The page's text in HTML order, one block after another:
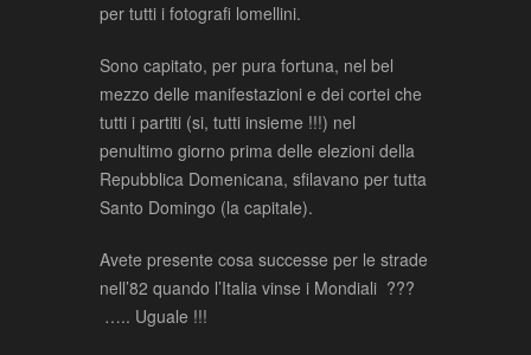
per tutti i fotografi lomellini.
Sono capitato, per pura fortuna, nel bel
mezzo delle manifestazioni e dei cortei che
tutti i partiti (si, tutti insieme !!!) nel
penultimo giorno prima delle elezioni della
Repubblica Domenicana, sfilavano per tutta
Santo Domingo (la capitale).
Avete presente cosa successe per le strade
nell’82 quando l’Italia vinse i Mondiali ???
….. Uguale !!!